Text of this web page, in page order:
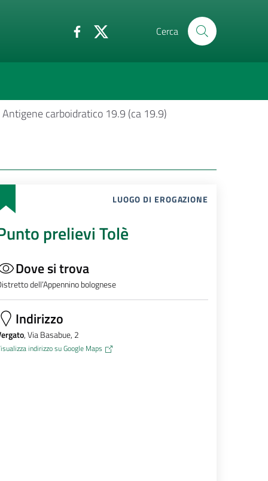
Cerca
Antigene carboidratico 19.9 (ca 19.9)
LUOGO DI EROGAZIONE
prelievi Tolè
Dove si trova
dell’Appennino bolognese
Indirizzo
, Via Basabue, 2
indirizzo su Google Maps